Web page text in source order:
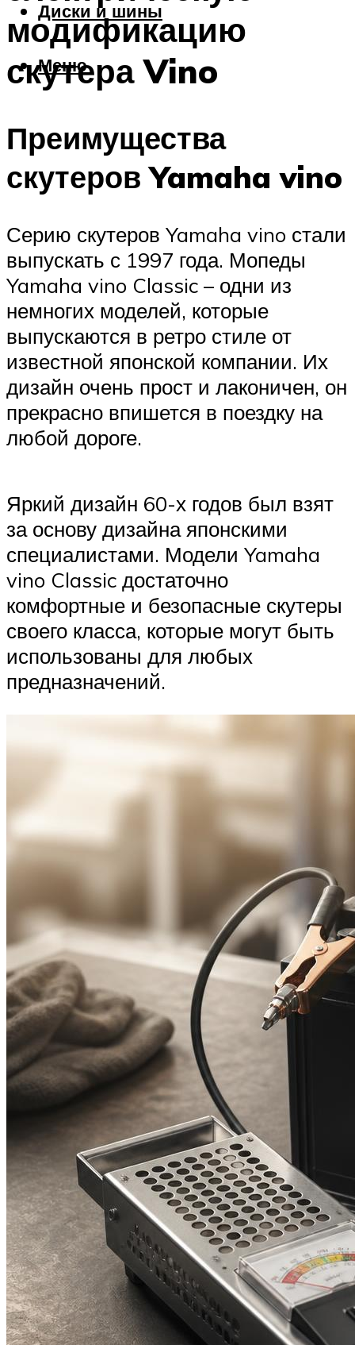
Диски и шины
Меню
модификацию
скутера Vino
Преимущества
скутеров Yamaha vino
Серию скутеров Yamaha vino стали
выпускать с 1997 года. Мопеды
Yamaha vino Classic – одни из
немногих моделей, которые
выпускаются в ретро стиле от
известной японской компании. Их
дизайн очень прост и лаконичен, он
прекрасно впишется в поездку на
любой дороге.
Яркий дизайн 60-х годов был взят
за основу дизайна японскими
специалистами. Модели Yamaha
vino Classic достаточно
комфортные и безопасные скутеры
своего класса, которые могут быть
использованы для любых
предназначений.